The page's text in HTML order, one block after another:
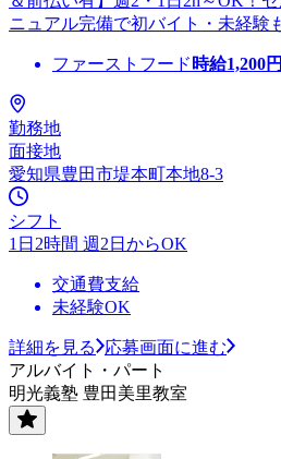
ニュアル完備で初バイト・未経験
ファーストフード 時給1,200
勤務地
面接地
愛知県豊田市堤本町本地8-3
シフト
1日2時間 週2日からOK
交通費支給
未経験OK
詳細を見る
応募画面に進む
アルバイト・パート
明光義塾 豊田美里教室